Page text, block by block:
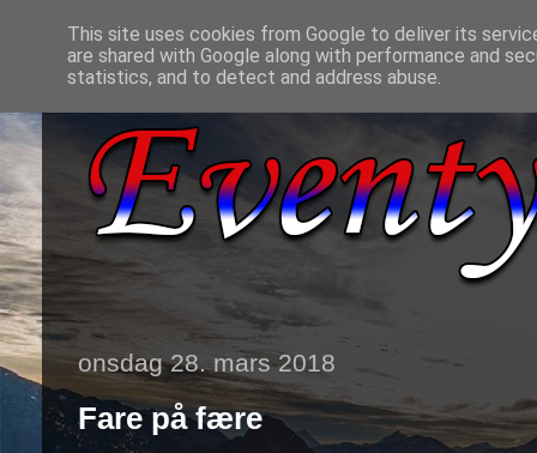
onsdag 28. mars 2018
Fare på fære
This site uses cookies from Google to deliver its
are shared with Google along with performance and
statistics, and to detect and address abuse.